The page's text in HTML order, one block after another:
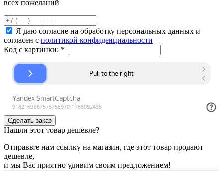
всех пожеланий
Я даю согласие на обработку персональных данных и
согласен с политикой конфиденциальности
Код с картинки: *
Нашли этот товар дешевле?
Отправьте нам ссылку на магазин, где этот товар продают
дешевле,
и мы Вас приятно удивим своим предложением!